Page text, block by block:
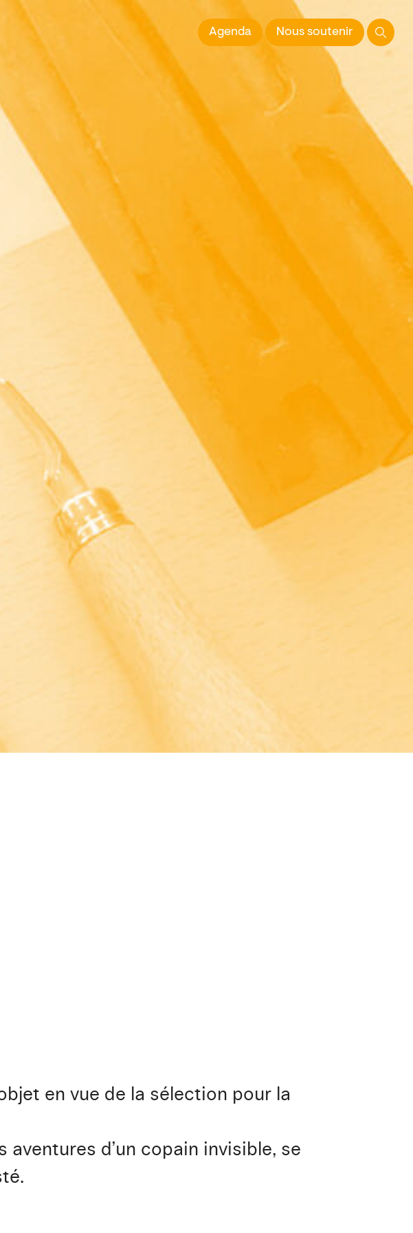
Gravure et de l'Image impriméeAgenda Nous soutenir
en vue de la sélection pour la
d’un copain invisible, se